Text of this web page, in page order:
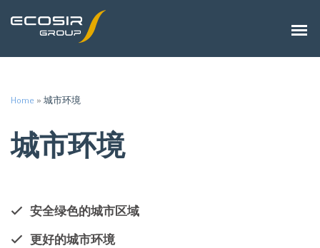
Home » 城市环境
城市环境
安全绿色的城市区域
更好的城市环境